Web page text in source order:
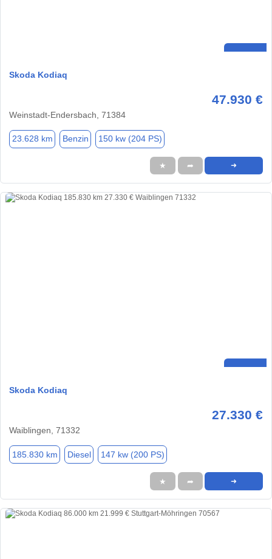
Skoda Kodiaq
47.930 €
Weinstadt-Endersbach, 71384
23.628 km Benzin 150 kw (204 PS)
★ ➦ ➜
Skoda Kodiaq
27.330 €
Waiblingen, 71332
185.830 km Diesel 147 kw (200 PS)
★ ➦ ➜